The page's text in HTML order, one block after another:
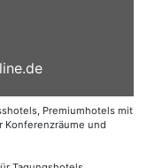
Premiumhotels mit
Konferenzräume und